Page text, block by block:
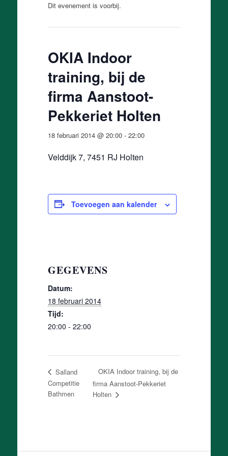
Dit evenement is voorbij.
OKIA Indoor
training, bij de
firma Aanstoot-
Pekkeriet Holten
18 februari 2014 @ 20:00- 22:00
Velddijk 7, 7451 RJ Holten
Toevoegen aan kalender
GEGEVENS
Datum:
18 februari 2014
Tijd:
20:00 - 22:00
Salland
Competitie
Bathmen
OKIA Indoor training, bij de
firma Aanstoot-Pekkeriet
Holten